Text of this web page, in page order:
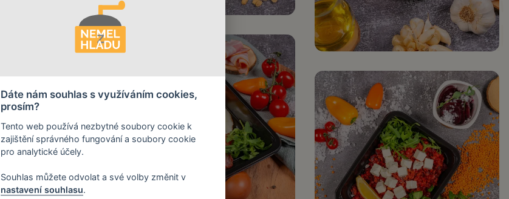
Dáte nám souhlas s využíváním cookies,
prosím?
Tento web používá nezbytné soubory cookie k
zajištění správného fungování a soubory cookie
pro analytické účely.
Souhlas můžete odvolat a své volby změnit v
nastavení souhlasu.